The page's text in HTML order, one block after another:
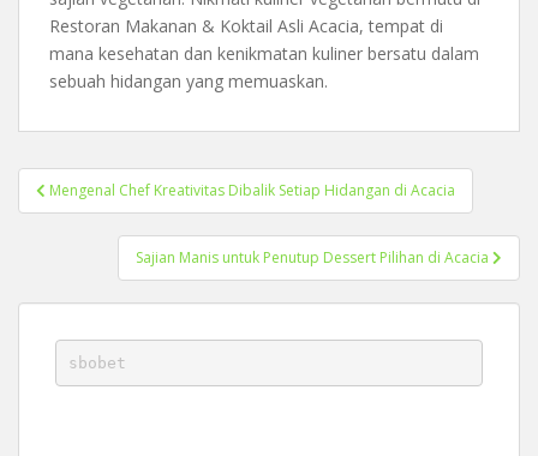
Restoran Makanan & Koktail Asli Acacia, tempat di
mana kesehatan dan kenikmatan kuliner bersatu dalam
sebuah hidangan yang memuaskan.
Post
navigation
Mengenal Chef Kreativitas Dibalik Setiap Hidangan di Acacia
Sajian Manis untuk Penutup Dessert Pilihan di Acacia
sbobet